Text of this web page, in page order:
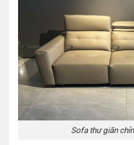
Sofa thư giãn